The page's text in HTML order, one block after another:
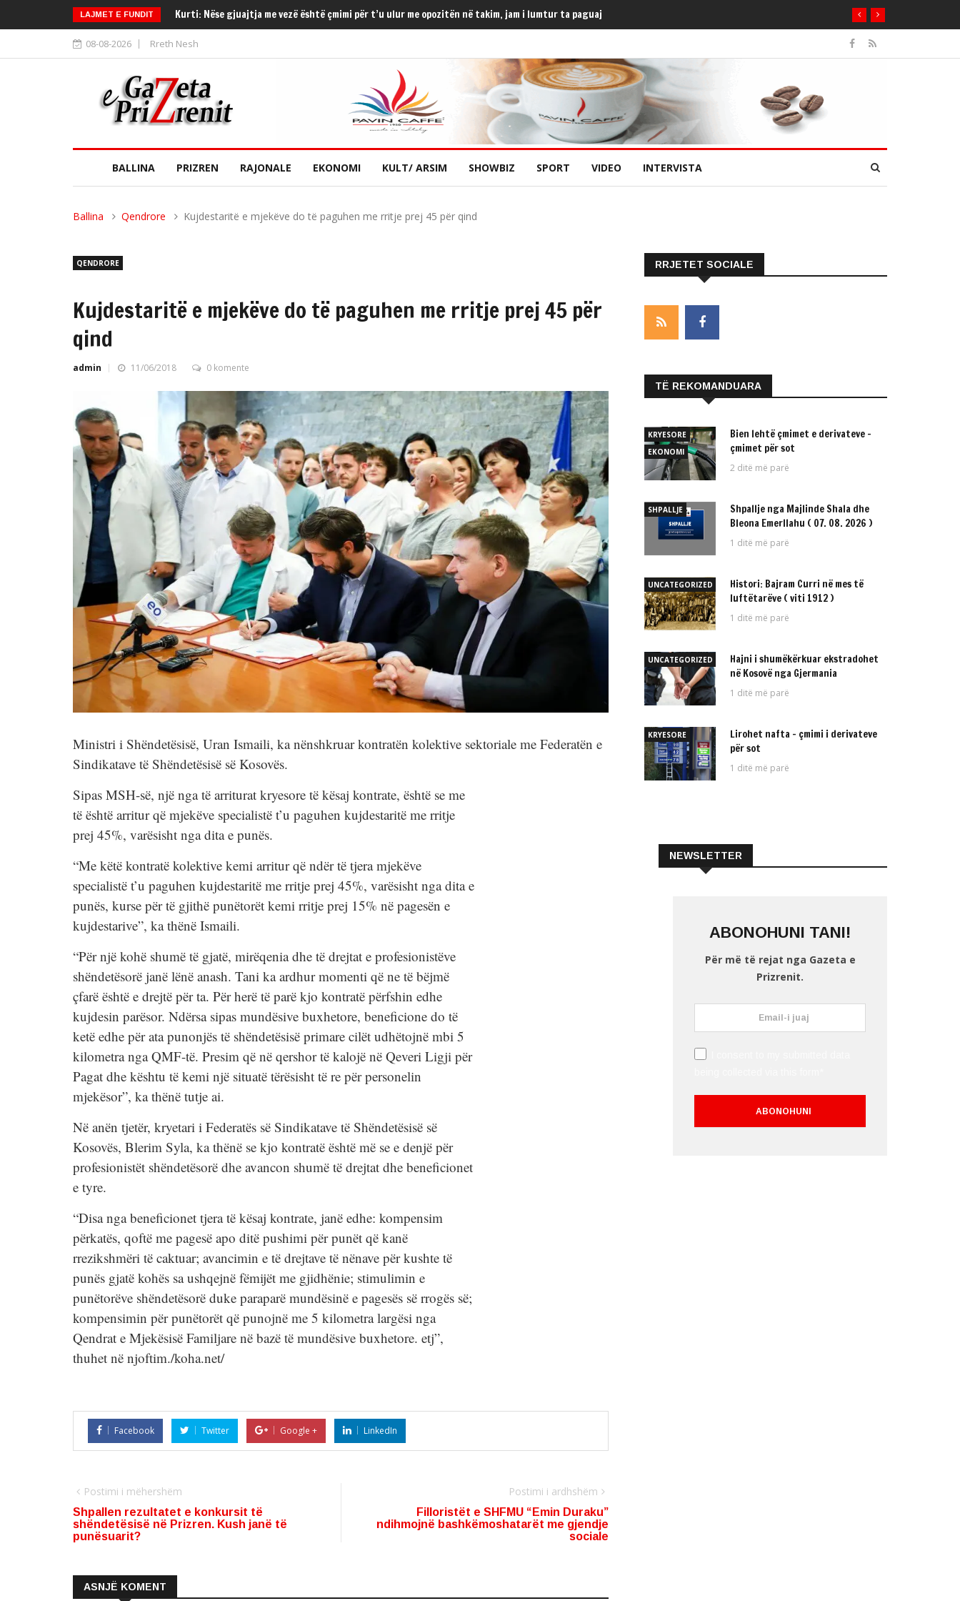
LAJMET E FUNDIT Kurti: Nëse gjuajtja me vezë është çmimi për t’u ulur me opozitën në takim, jam i lumtur ta paguaj
08-08-2026 Rreth Nesh
BALLINA PRIZREN RAJONALE EKONOMI KULT/ ARSIM SHOWBIZ SPORT VIDEO INTERVISTA
Ballina Qendrore Kujdestaritë e mjekëve do të paguhen me rritje prej 45 për qind
QENDRORE
Kujdestaritë e mjekëve do të paguhen me rritje prej 45 për
qind
admin 11/06/2018 0 komente
Ministri i Shëndetësisë, Uran Ismaili, ka nënshkruar kontratën kolektive sektoriale me Federatën e
Sindikatave të Shëndetësisë së Kosovës.
Sipas MSH-së, një nga të arriturat kryesore të kësaj kontrate, është se me
të është arritur që mjekëve specialistë t’u paguhen kujdestaritë me rritje
prej 45%, varësisht nga dita e punës.
“Me këtë kontratë kolektive kemi arritur që ndër të tjera mjekëve
specialistë t’u paguhen kujdestaritë me rritje prej 45%, varësisht nga dita e
punës, kurse për të gjithë punëtorët kemi rritje prej 15% në pagesën e
kujdestarive”, ka thënë Ismaili.
“Për një kohë shumë të gjatë, mirëqenia dhe të drejtat e profesionistëve
shëndetësorë janë lënë anash. Tani ka ardhur momenti që ne të bëjmë
çfarë është e drejtë për ta. Për herë të parë kjo kontratë përfshin edhe
kujdesin parësor. Ndërsa sipas mundësive buxhetore, beneficione do të
ketë edhe për ata punonjës të shëndetësisë primare cilët udhëtojnë mbi 5
kilometra nga QMF-të. Presim që në qershor të kalojë në Qeveri Ligji për
Pagat dhe kështu të kemi një situatë tërësisht të re për personelin
mjekësor”, ka thënë tutje ai.
Në anën tjetër, kryetari i Federatës së Sindikatave të Shëndetësisë së
Kosovës, Blerim Syla, ka thënë se kjo kontratë është më se e denjë për
profesionistët shëndetësorë dhe avancon shumë të drejtat dhe beneficionet
e tyre.
“Disa nga beneficionet tjera të kësaj kontrate, janë edhe: kompensim
përkatës, qoftë me pagesë apo ditë pushimi për punët që kanë
rrezikshmëri të caktuar; avancimin e të drejtave të nënave për kushte të
punës gjatë kohës sa ushqejnë fëmijët me gjidhënie; stimulimin e
punëtorëve shëndetësorë duke paraparë mundësinë e pagesës së rrogës së;
kompensimin për punëtorët që punojnë me 5 kilometra largësi nga
Qendrat e Mjekësisë Familjare në bazë të mundësive buxhetore. etj”,
thuhet në njoftim./koha.net/
Facebook Twitter Google + LinkedIn
Postimi i mëhershëm
Shpallen rezultatet e konkursit të
shëndetësisë në Prizren. Kush janë të
punësuarit?
Postimi i ardhshëm
Filloristët e SHFMU “Emin Duraku”
ndihmojnë bashkëmoshatarët me gjendje
sociale
ASNJË KOMENT
RRJETET SOCIALE
TË REKOMANDUARA
KRYESORE
EKONOMI
Bien lehtë çmimet e derivateve –
çmimet për sot
2 ditë më parë
SHPALLJE
Shpallje nga Majlinde Shala dhe
Bleona Emerllahu ( 07. 08. 2026 )
1 ditë më parë
UNCATEGORIZED
Histori: Bajram Curri në mes të
luftëtarëve ( viti 1912 )
1 ditë më parë
UNCATEGORIZED
Hajni i shumëkërkuar ekstradohet
në Kosovë nga Gjermania
1 ditë më parë
KRYESORE
Lirohet nafta – çmimi i derivateve
për sot
1 ditë më parë
NEWSLETTER
ABONOHUNI TANI!
Për më të rejat nga Gazeta e
Prizrenit.